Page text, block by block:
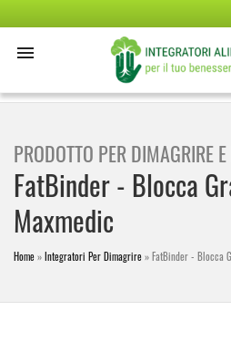
PRODOTTO PER DIMAGRIRE
FatBinder - Blocca
Maxmedic
Home»Integratori Per Dimagrire»FatBinder - Blocca